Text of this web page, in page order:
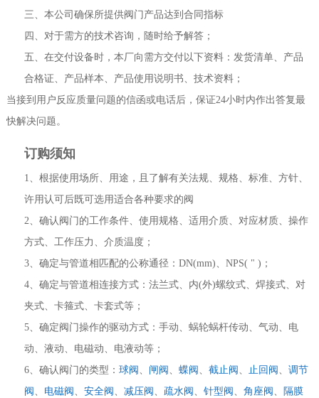
三、本公司确保所提供阀门产品达到合同指标
四、对于需方的技术咨询，随时给予解答；
五、在交付设备时，本厂向需方交付以下资料：发货清单、产品
合格证、产品样本、产品使用说明书、技术资料；
当接到用户反应质量问题的信函或电话后，保证24小时内作出答复最
快解决问题。
订购须知
1、根据使用场所、用途，且了解有关法规、规格、标准、方针、
许用认可后既可选用适合各种要求的阀
2、确认阀门的工作条件、使用规格、适用介质、对应材质、操作
方式、工作压力、介质温度；
3、确定与管道相匹配的公称通径：DN(mm)、NPS( " )；
4、确定与管道相连接方式：法兰式、内(外)螺纹式、焊接式、对
夹式、卡箍式、卡套式等；
5、确定阀门操作的驱动方式：手动、蜗轮蜗杆传动、气动、电
动、液动、电磁动、电液动等；
6、确认阀门的类型： 球阀 、 闸阀 、 蝶阀 、 截止阀 、 止回阀 、 调节
阀 、 电磁阀 、 安全阀 、 减压阀 、 疏水阀 、 针型阀 、 角座阀 、
隔膜